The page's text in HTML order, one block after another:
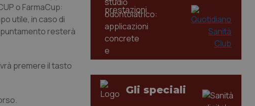
o FarmaCup:
utile, in caso di
resterà
premere il tasto
Gli speciali